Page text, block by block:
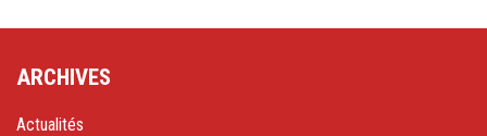
ARCHIVES
Actualités